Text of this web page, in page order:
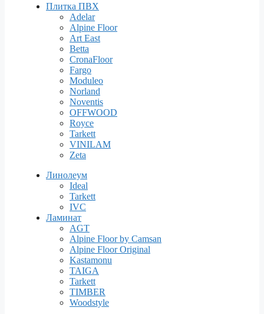
Плитка ПВХ
Adelar
Alpine Floor
Art East
Betta
CronaFloor
Fargo
Moduleo
Norland
Noventis
OFFWOOD
Royce
Tarkett
VINILAM
Zeta
Линолеум
Ideal
Tarkett
IVC
Ламинат
AGT
Alpine Floor by Camsan
Alpine Floor Original
Kastamonu
TAIGA
Tarkett
TIMBER
Woodstyle